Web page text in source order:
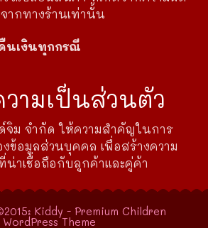
ากทางร้านเท่านั้น
นเงินทุกกรณี
ามเป็นส่วนตัว
ม จำกัด ให้ความสำคัญในการ
ข้อมูลส่วนบุคคล เพื่อสร้างความ
าเชื่อถือกับลูกค้าและคู่ค้า
Kiddy - Premium Children
WordPress Theme